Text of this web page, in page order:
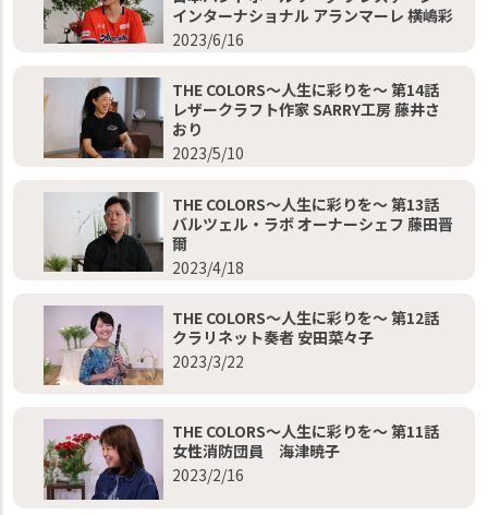
インターナショナル アランマーレ 横嶋彩
2023/6/16
THE COLORS～人生に彩りを～ 第14話
レザークラフト作家 SARRY工房 藤井さ
おり
2023/5/10
THE COLORS～人生に彩りを～ 第13話
バルツェル・ラボ オーナーシェフ 藤田晋
爾
2023/4/18
THE COLORS～人生に彩りを～ 第12話
クラリネット奏者 安田菜々子
2023/3/22
THE COLORS～人生に彩りを～ 第11話
女性消防団員 海津暁子
2023/2/16